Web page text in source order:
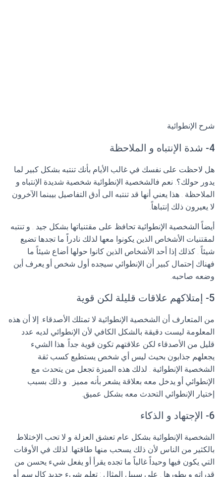
شرح الإنطوائية
4- شدة الإنتباه و الملاحظة
هل لاحظت على نفسك في غالب الأيام بأنك تنتبه بشكل كبير لما
يدور حولك؟. نعم فالشخصية الإنطوائية شخصية شديدة الإنتباه و
الملاحظة . هذا يعني أنها قد تنتبه الى أدق التفاصيل بيبنما الآخرون
لا يعيرون ذلك إنتباهاً.
أيضاً الشخصية الإنطوائية تحافظ على مقتنياتها بشكل جيد . و تنتبه
لمقتنيات الأشخاص الذين يكونوا معها لذلك نادراً ما تجدها تضيع
شيئاً . كذلك إذا أحد الأشخاص الذين كانوا حولها أضاع شيئاً ما
فهناك إحتمال كبير أن الإنطوائي سيجده أول شخص أو يعرف أين
وضعه صاحبه.
5- إمتلاكهم علاقات قليلة لكن قوية
من المتعارف أن الشخصية الإنطوائية لا تمتلك الأصدقاء. إلا أن هذه
المعلومة ليست دقيقة بالشكل الكافي لأن الإنطوائي لديه عدد
قليل من الأصدقاء لكن علاقتهم تكون قوية جداً. هذا الشيء
يجعلهم جذابون بحيث ليس أي شخص يستطيع كسب ثقة
الشخصية الإنطوائية . لذلك هذه الميزة تجعل من يتحدث مع
الإنطوائي أو يدخل معه بعلاقة يشعر بأنه مميز . و ذلك بسبب
إختيار الإنطوائي التحدث معه بشكل عميق.
6- الإجتهاد و الذكاء
الشخصية الإنطوائية بشكل عام تعشق العزلة و لا تحب الإختلاط
بالكثير من الناس لأن ذلك يسحب منها طاقتها. لذلك في الأوقات
التي يكون فيها وحيداً غالباً ما تجده يقرأ أو يفعل شيء يحسن من
قدراته و يطورها . على سبيل المثال : تعلم شيء جديد كالرسم أو